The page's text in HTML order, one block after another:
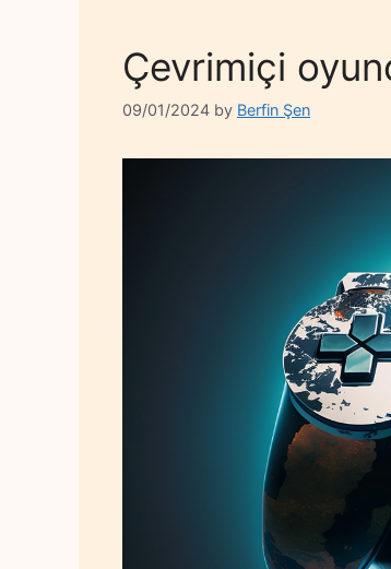
Çevrimiçi
09/01/2024 by Berfin Şen